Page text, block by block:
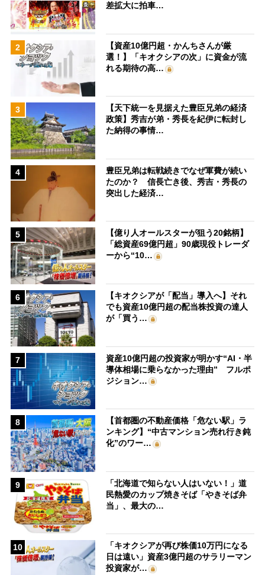
差拡大に拍車…
2
【資産10億円超・かんちさんが厳
選！】「キオクシアの次」に資金が流
れる期待の高…
3
【天下統一を見据えた豊臣兄弟の経済
政策】秀吉が弟・秀長を紀伊に転封し
た納得の事情…
4
豊臣兄弟は転戦続きでなぜ軍費が続い
たのか？ 信長亡き後、秀吉・秀長の
突出した経済…
5
【億り人オールスターが狙う20銘柄】
「総資産69億円超」90歳現役トレーダ
ーから“10…
6
【キオクシアが「配当」導入へ】それ
でも資産10億円超の配当株投資の達人
が「買う…
7
資産10億円超の投資家が明かす“AI・半
導体相場に乗らなかった理由” フルポ
ジション…
8
【首都圏の不動産価格「危ない駅」ラ
ンキング】“中古マンション売れ行き鈍
化”のワー…
9
「北海道で知らない人はいない！」道
民熱愛のカップ焼きそば「やきそば弁
当」、最大の…
10
「キオクシアが再び株価10万円になる
日は遠い」資産3億円超のサラリーマン
投資家が…